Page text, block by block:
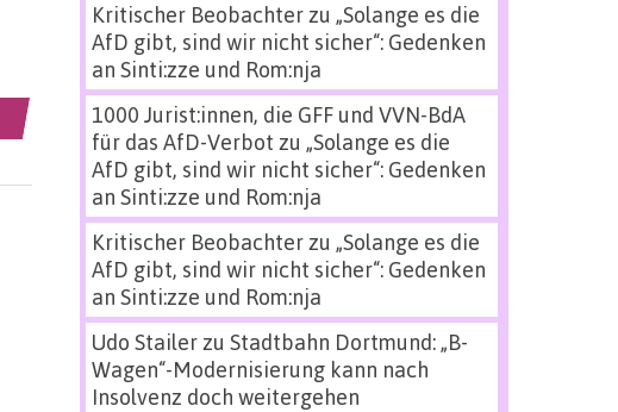
Kritischer Beobachterzu „Solange es die
AfD gibt, sind wir nicht sicher“: Gedenken
an Sinti:zze und Rom:nja
1000 Jurist:innen, die GFF und VVN-BdA
für das AfD-Verbot zu „Solange es die
AfD gibt, sind wir nicht sicher“: Gedenken
an Sinti:zze und Rom:nja
Kritischer Beobachterzu „Solange es die
AfD gibt, sind wir nicht sicher“: Gedenken
an Sinti:zze und Rom:nja
Udo Stailerzu Stadtbahn Dortmund: „B-
Wagen“-Modernisierung kann nach
Insolvenz doch weitergehen